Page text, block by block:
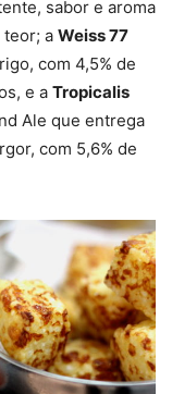
sabor e aroma
teor; a Weiss 77
com 4,5% de
e a Tropicalis
Ale que entrega
com 5,6% de